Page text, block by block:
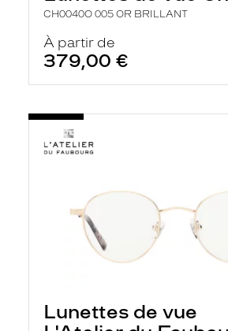
CH0040O 005 OR BRILLANT
À partir de
379,00 €
Lunettes de vue